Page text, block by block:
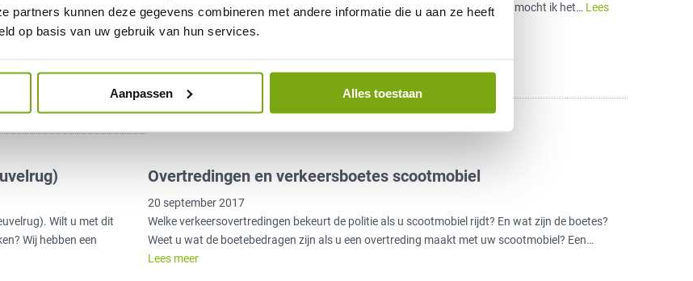
partners kunnen deze gegevens combineren met andere informatie die u aan ze heeft
op basis van uw gebruik van hun services.
Aanpassen Alles toestaan
routeplanner
voor
warme douche en ik het formulier dus niet kan verzenden heb ik gebeld en mocht ik het… Lees
meer
Wilt u met dit
Wij hebben een
Overtredingen en verkeersboetes scootmobiel
20 september 2017
Welke verkeersovertredingen bekeurt de politie als u scootmobiel rijdt? En wat zijn de boetes?
Weet u wat de boetebedragen zijn als u een overtreding maakt met uw scootmobiel? Een…
Lees meer